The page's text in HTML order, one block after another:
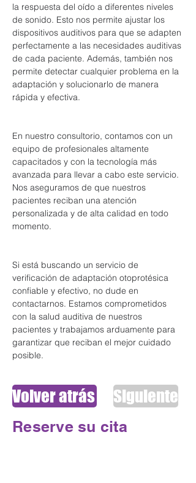
la respuesta del oído a diferentes niveles
de sonido. Esto nos permite ajustar los
dispositivos auditivos para que se adapten
perfectamente a las necesidades auditivas
de cada paciente. Además, también nos
permite detectar cualquier problema en la
adaptación y solucionarlo de manera
rápida y efectiva.
En nuestro consultorio, contamos con un
equipo de profesionales altamente
capacitados y con la tecnología más
avanzada para llevar a cabo este servicio.
Nos aseguramos de que nuestros
pacientes reciban una atención
personalizada y de alta calidad en todo
momento.
Si está buscando un servicio de
verificación de adaptación otoprotésica
confiable y efectivo, no dude en
contactarnos. Estamos comprometidos
con la salud auditiva de nuestros
pacientes y trabajamos arduamente para
garantizar que reciban el mejor cuidado
posible.
Volver atrás Siguiente
Reserve su cita